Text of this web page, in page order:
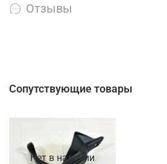
Отзывы
Сопутствующие товары
Нет в наличии